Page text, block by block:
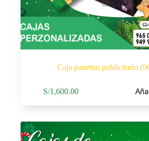
Caja paneton publicitario
S/1,600.00